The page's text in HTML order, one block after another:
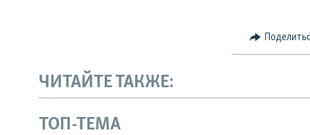
ЧИТАЙТЕ ТАКЖЕ:
ТОП-ТЕМА